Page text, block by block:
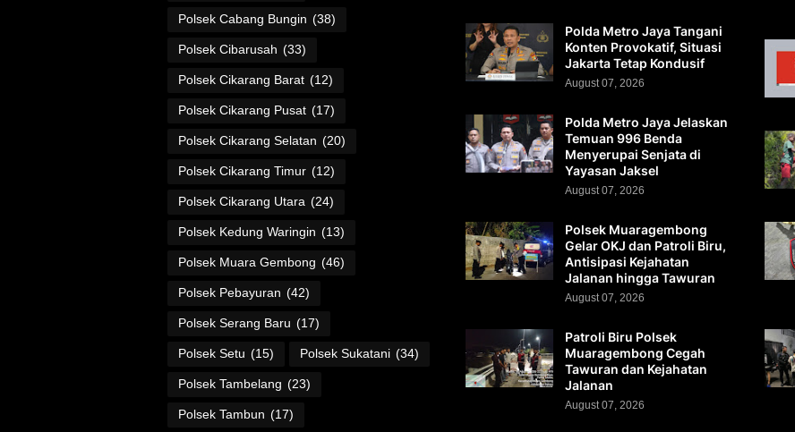
Polsek Cabang Bungin (38)
Polsek Cibarusah (33)
Polsek Cikarang Barat (12)
Polsek Cikarang Pusat (17)
Polsek Cikarang Selatan (20)
Polsek Cikarang Timur (12)
Polsek Cikarang Utara (24)
Polsek Kedung Waringin (13)
Polsek Muara Gembong (46)
Polsek Pebayuran (42)
Polsek Serang Baru (17)
Polsek Setu (15) Polsek Sukatani (34)
Polsek Tambelang (23)
Polsek Tambun (17)
Polda Metro Jaya Tangani
Konten Provokatif, Situasi
Jakarta Tetap Kondusif
August 07, 2026
Polda Metro Jaya Jelaskan
Temuan 996 Benda
Menyerupai Senjata di
Yayasan Jaksel
August 07, 2026
Polsek Muaragembong
Gelar OKJ dan Patroli Biru,
Antisipasi Kejahatan
Jalanan hingga Tawuran
August 07, 2026
Patroli Biru Polsek
Muaragembong Cegah
Tawuran dan Kejahatan
Jalanan
August 07, 2026